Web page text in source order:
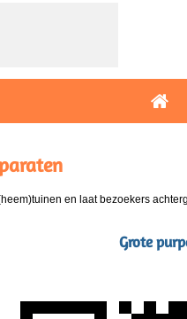
en laat bezoekers
Grote